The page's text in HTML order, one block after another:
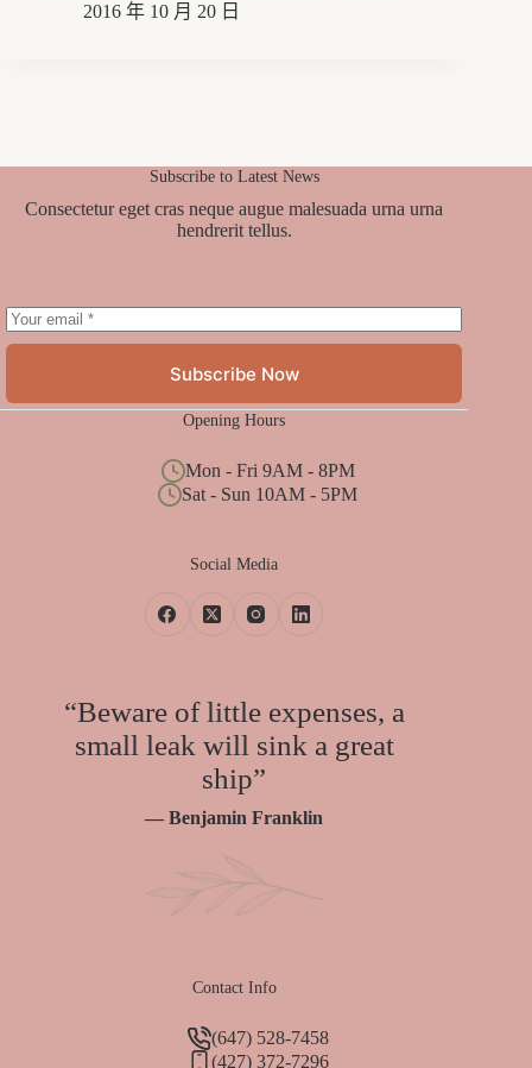
2016 年 10 月 20 日
Subscribe to Latest News
Consectetur eget cras neque augue malesuada urna urna
hendrerit tellus.
Subscribe Now
Opening Hours
Mon - Fri 9AM - 8PM
Sat - Sun 10AM - 5PM
Social Media
“Beware of little expenses, a
small leak will sink a great
ship”
— Benjamin Franklin
Contact Info
(647) 528-7458
(427) 372-7296